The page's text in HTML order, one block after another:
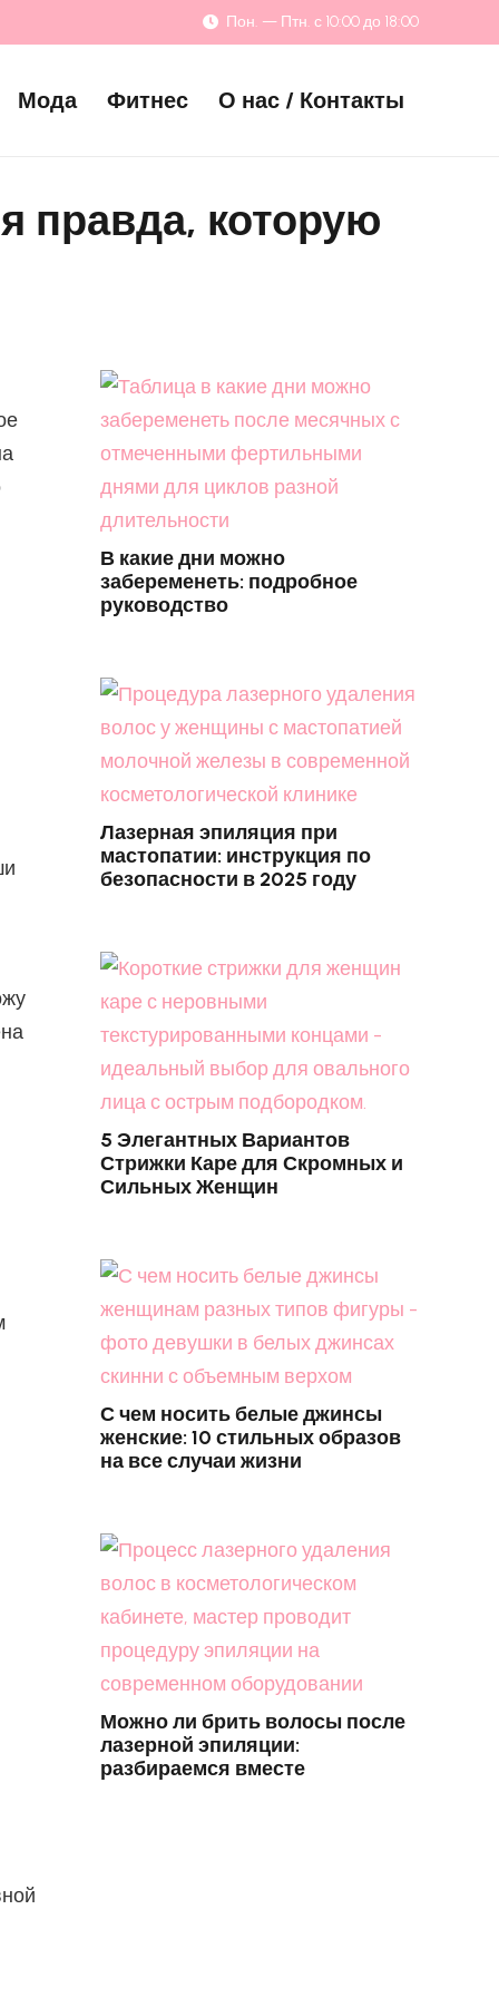
Пон. — Птн. с 10:00 до 18:00
Мода Фитнес О нас / Контакты
правда, которую
В какие дни можно
забеременеть: подробное
руководство
Лазерная эпиляция при
мастопатии: инструкция по
безопасности в 2025 году
5 Элегантных Вариантов
Стрижки Каре для Скромных и
Сильных Женщин
С чем носить белые джинсы
женские: 10 стильных образов
на все случаи жизни
Можно ли брить волосы после
лазерной эпиляции:
разбираемся вместе